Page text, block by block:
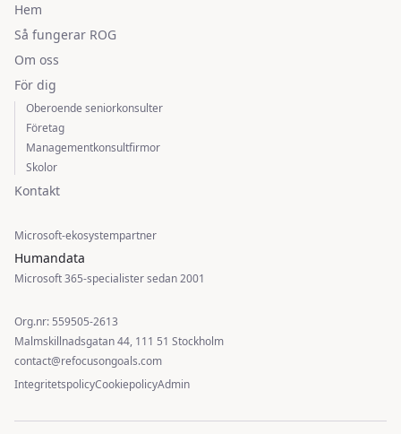
Hem
Så fungerar ROG
Om oss
För dig
Oberoende seniorkonsulter
Företag
Managementkonsultfirmor
Skolor
Kontakt
Microsoft-ekosystempartner
Humandata
Microsoft 365-specialister sedan 2001
Org.nr: 559505-2613
Malmskillnadsgatan 44, 111 51 Stockholm
contact@refocusongoals.com
IntegritetspolicyCookiepolicyAdmin